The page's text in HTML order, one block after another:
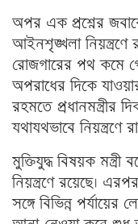
অপর এক প্রশ্নের
আইনশৃঙ্খলা
রোজগারের পথ কমে
অপরাধের দিকে
রহমতে প্রধানমন্ত্রীর
যথাযথভাবে নিয়ন্ত্রণে
মুক্তিযুদ্ধ বিষয়ক
নিয়ন্ত্রণে রয়েছে।
সঙ্গে বিভিন্ন